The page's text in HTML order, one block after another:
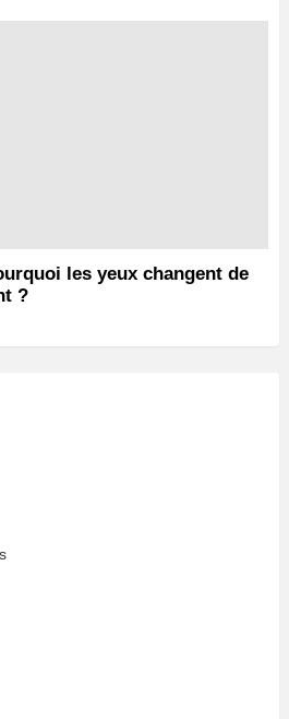
les yeux changent de
?